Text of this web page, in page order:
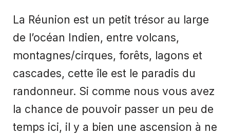
La Réunion est un petit trésor au large
de l’océan Indien, entre volcans,
montagnes/cirques, forêts, lagons et
cascades, cette île est le paradis du
randonneur. Si comme nous vous avez
la chance de pouvoir passer un peu de
temps ici, il y a bien une ascension à ne